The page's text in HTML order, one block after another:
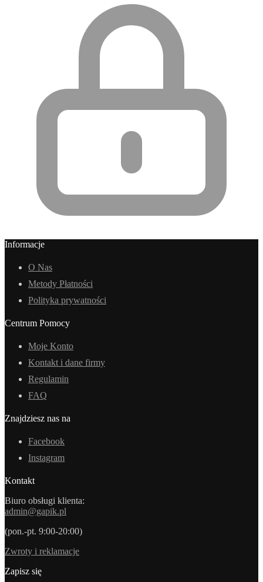
Informacje
O Nas
Metody Płatności
Polityka prywatności
Centrum Pomocy
Moje Konto
Kontakt i dane firmy
Regulamin
FAQ
Znajdziesz nas na
Facebook
Instagram
Kontakt
Biuro obsługi klienta:
admin@gapik.pl
(pon.-pt. 9:00-20:00)
Zwroty i reklamacje
Zapisz się